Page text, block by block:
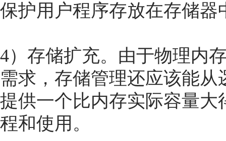
保护用户程序存放在存储器
4）存储扩充。由于物理内
需求，存储管理还应该能
提供一个比内存实际容量
程和使用。